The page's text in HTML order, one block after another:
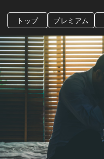
トップ プレミアム